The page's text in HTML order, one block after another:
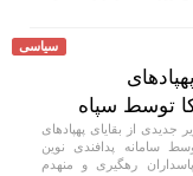
سیاسی
توسط سپاه
جدیدی از بقایای پهپادهای
سامانه‌ پدافندی نوین
رهگیری و منهدم